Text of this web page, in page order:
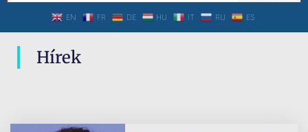
EN FR DE HU IT RU ES
Hírek